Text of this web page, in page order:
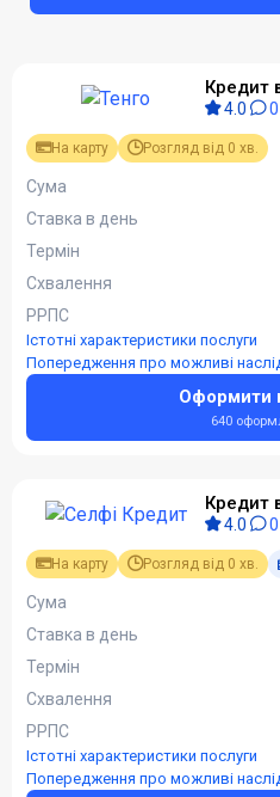
Кредит
4.0 0
На карту Розгляд від 0 хв.
Сума
Ставка в день
Термін
Схвалення
РРПС
Істотні характеристики послуги
Попередження про можливі
Оформити
640
Кредит
4.0 0
На карту Розгляд від 0 хв.
Сума
Ставка в день
Термін
Схвалення
РРПС
Істотні характеристики послуги
Попередження про можливі